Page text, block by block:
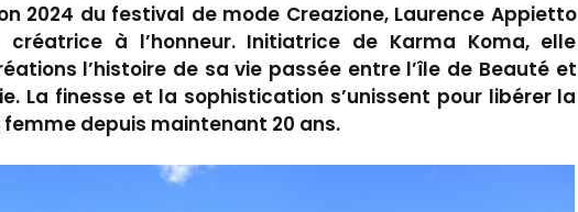
2024 du festival de mode Creazione, Laurence Appietto
à l’honneur. Initiatrice de Karma Koma, elle
l’histoire de sa vie passée entre l’île de Beauté et
La finesse et la sophistication s’unissent pour libérer la
depuis maintenant 20 ans.